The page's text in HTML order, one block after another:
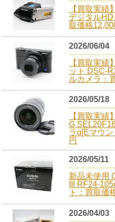
【買取実
デジタル
取価格
2026/06/04
【買取実績
ット DSC-
ルカメラ：
2026/05/18
【買取実績
G
ラα[Eマウ
円
2026/05/11
新品未使用
III RF24-
ト：買取価
2026/04/03